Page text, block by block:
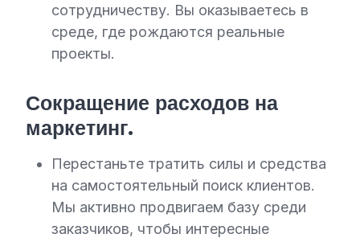
сотрудничеству. Вы оказываетесь в
среде, где рождаются реальные
проекты.
Сокращение расходов на
маркетинг.
Перестаньте тратить силы и средства
на самостоятельный поиск клиентов.
Мы активно продвигаем базу среди
заказчиков, чтобы интересные